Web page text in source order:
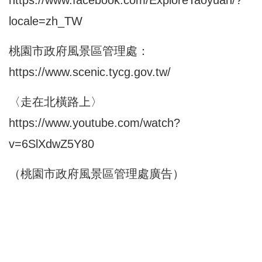
locale=zh_TW
桃園市政府風景區管理處：
https://www.scenic.tycg.gov.tw/
〈走在北橫路上〉
https://www.youtube.com/watch?
v=6SlXdwZ5Y80
（桃園市政府風景區管理處廣告）